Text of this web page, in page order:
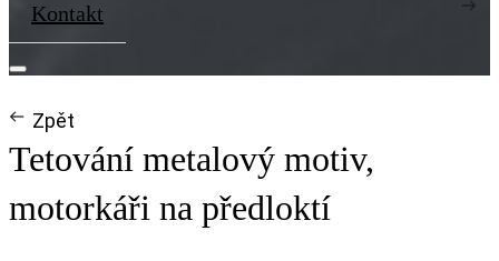
Kontakt
Zpět
Tetování metalový motiv,
motorkáři na předloktí